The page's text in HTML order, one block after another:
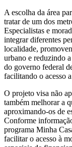
A escolha da área
tratar de um dos
Especialistas e
integrar diferentes
localidade,
urbano e reduzindo
do governo federal
facilitando o acesso
O projeto visa não
também melhorar a
aproximando-os de
Conforme
programa Minha
facilitar o acesso à